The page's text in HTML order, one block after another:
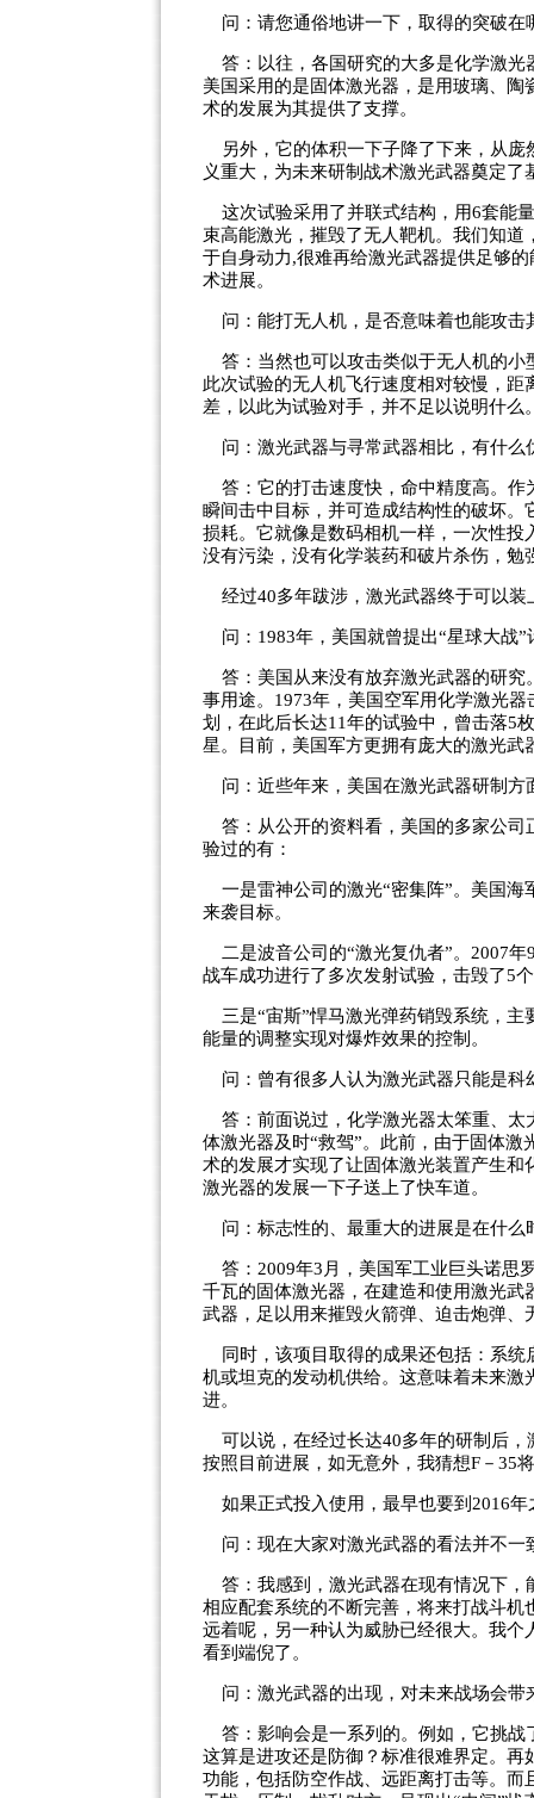
问：请您通俗地讲一下，取得的突破在
答：以往，各国研究的大多是化学激光
美国采用的是固体激光器，是用玻璃、
术的发展为其提供了支撑。
另外，它的体积一下子降了下来，从庞
义重大，为未来研制战术激光武器奠定了
这次试验采用了并联式结构，用6套能
束高能激光，摧毁了无人靶机。我们知
于自身动力,很难再给激光武器提供足够
术进展。
问：能打无人机，是否意味着也能攻击
答：当然也可以攻击类似于无人机的小
此次试验的无人机飞行速度相对较慢，
差，以此为试验对手，并不足以说明什么
问：激光武器与寻常武器相比，有什么
答：它的打击速度快，命中精度高。作
瞬间击中目标，并可造成结构性的破坏
损耗。它就像是数码相机一样，一次性投
没有污染，没有化学装药和破片杀伤，勉
经过40多年跋涉，激光武器终于可以装
问：1983年，美国就曾提出“星球大战
答：美国从来没有放弃激光武器的研究
事用途。1973年，美国空军用化学激光
划，在此后长达11年的试验中，曾击落5
星。目前，美国军方更拥有庞大的激光武
问：近些年来，美国在激光武器研制方
答：从公开的资料看，美国的多家公司
验过的有：
一是雷神公司的激光“密集阵”。美国海
来袭目标。
二是波音公司的“激光复仇者”。2007
战车成功进行了多次发射试验，击毁了5
三是“宙斯”悍马激光弹药销毁系统，主
能量的调整实现对爆炸效果的控制。
问：曾有很多人认为激光武器只能是科
答：前面说过，化学激光器太笨重、太
体激光器及时“救驾”。此前，由于固体
术的发展才实现了让固体激光装置产生
激光器的发展一下子送上了快车道。
问：标志性的、最重大的进展是在什么
答：2009年3月，美国军工业巨头诺思
千瓦的固体激光器，在建造和使用激光
武器，足以用来摧毁火箭弹、迫击炮弹、
同时，该项目取得的成果还包括：系统
机或坦克的发动机供给。这意味着未来
进。
可以说，在经过长达40多年的研制后，
按照目前进展，如无意外，我猜想F－35
如果正式投入使用，最早也要到2016年
问：现在大家对激光武器的看法并不一
答：我感到，激光武器在现有情况下，
相应配套系统的不断完善，将来打战斗
远着呢，另一种认为威胁已经很大。我
看到端倪了。
问：激光武器的出现，对未来战场会带
答：影响会是一系列的。例如，它挑战
这算是进攻还是防御？标准很难界定。
功能，包括防空作战、远距离打击等。